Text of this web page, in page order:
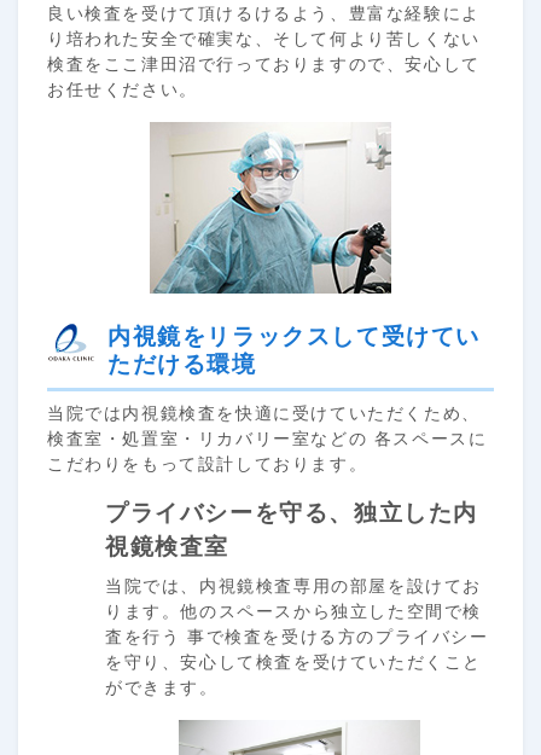
良い検査を受けて頂けるけるよう、豊富な経験によ
り培われた安全で確実な、そして何より苦しくない
検査をここ津田沼で行っておりますので、安心して
お任せください。
内視鏡をリラックスして受けてい
ただける環境
当院では内視鏡検査を快適に受けていただくため、
検査室・処置室・リカバリー室などの 各スペースに
こだわりをもって設計しております。
プライバシーを守る、独立した内
視鏡検査室
当院では、内視鏡検査専用の部屋を設けてお
ります。他のスペースから独立した空間で検
査を行う 事で検査を受ける方のプライバシー
を守り、安心して検査を受けていただくこと
ができます。